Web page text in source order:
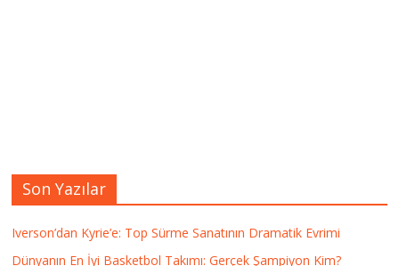
Son Yazılar
Iverson’dan Kyrie’e: Top Sürme Sanatının Dramatik Evrimi
Dünyanın En İyi Basketbol Takımı: Gerçek Şampiyon Kim?